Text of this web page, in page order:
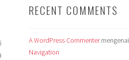
RECENT COMMENTS
A WordPress Commentermengenai
Navigation